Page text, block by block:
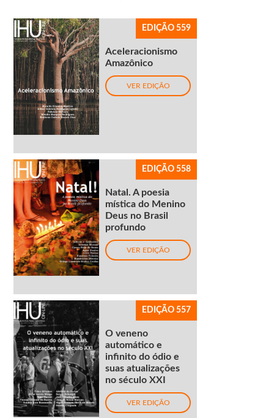
EDIÇÃO 559
Aceleracionismo
Amazônico
VER EDIÇÃO
EDIÇÃO 558
Natal. A poesia
mística do Menino
Deus no Brasil
profundo
VER EDIÇÃO
EDIÇÃO 557
O veneno
automático e
infinito do ódio e
suas atualizações
no século XXI
VER EDIÇÃO